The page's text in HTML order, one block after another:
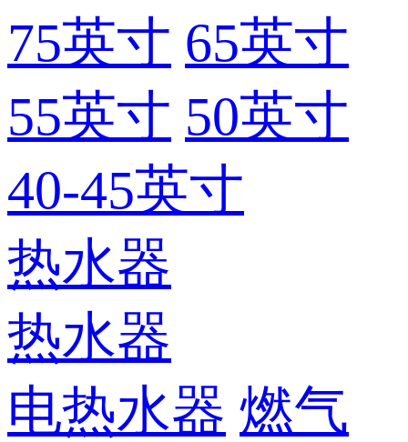
75英寸 65英寸
55英寸 50英寸
40-45英寸
热水器
热水器
电热水器 燃气